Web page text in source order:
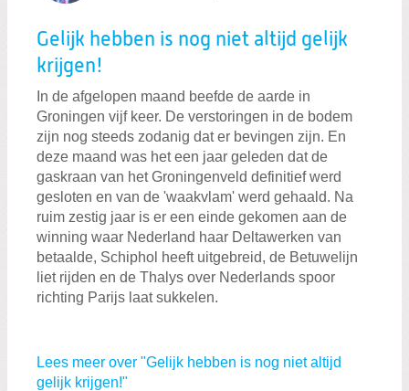
Gelijk hebben is nog niet altijd gelijk
krijgen!
In de afgelopen maand beefde de aarde in
Groningen vijf keer. De verstoringen in de bodem
zijn nog steeds zodanig dat er bevingen zijn. En
deze maand was het een jaar geleden dat de
gaskraan van het Groningenveld definitief werd
gesloten en van de 'waakvlam' werd gehaald. Na
ruim zestig jaar is er een einde gekomen aan de
winning waar Nederland haar Deltawerken van
betaalde, Schiphol heeft uitgebreid, de Betuwelijn
liet rijden en de Thalys over Nederlands spoor
richting Parijs laat sukkelen.
Lees meer over "Gelijk hebben is nog niet altijd
gelijk krijgen!"